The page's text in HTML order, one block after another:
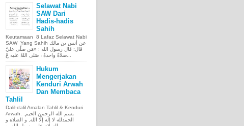
Selawat Nabi
SAW Dari
Hadis-hadis
Sahih
Keutamaan 8 Lafaz Selawat Nabi
SAW Yang Sahih عن أنس بن مالك
قال: قال رسول الله : «مَن صلَّى عليَّ
Hukum
Mengerjakan
Kenduri Arwah
Dan Membaca
Tahlil
Dalil-dalil Amalan Tahlil & Kenduri
Arwah. بسم الله الرحمن الحيم.
الحمدلله لا إله إلّا الله, و الصلاة و